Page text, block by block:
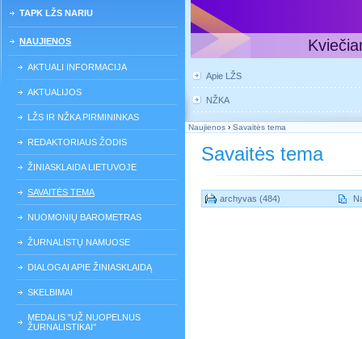
TAPK LŽS NARIU
NAUJIENOS
AKTUALI INFORMACIJA
AKTUALIJOS
LŽS IR NŽKA PIRMININKAS
REDAKTORIAUS ŽODIS
ŽINIASKLAIDA LIETUVOJE
SAVAITĖS TEMA
NUOMONIŲ BAROMETRAS
ŽURNALISTŲ NAMUOSE
DIALOGAI APIE ŽINIASKLAIDĄ
SKELBIMAI
MEDALIS "UŽ NUOPELNUS
ŽURNALISTIKAI"
Apie LŽS
NŽKA
Naujienos › Savaitės tema
Savaitės tema
archyvas (484)